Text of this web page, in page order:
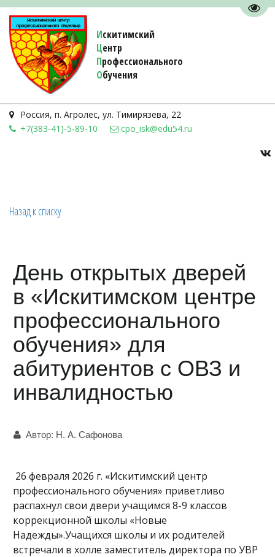
Искитимский
Центр
Профессионального
Обучения
Россия, п. Агролес, ул. Тимирязева, 22
+7(383-41)-5-89-10
cpo_isk@edu54.ru
Назад к списку
День открытых дверей
в «Искитимском центре
профессионального
обучения» для
абитуриентов с ОВЗ и
инвалидностью
Автор: Н. А. Сафонова
26 февраля 2026 г. «Искитимский центр
профессионального обучения» приветливо
распахнул свои двери учащимся 8-9 классов
коррекционной школы «Новые
Надежды».Учащихся школы и их родителей
встречали в холле заместитель директора по УВР